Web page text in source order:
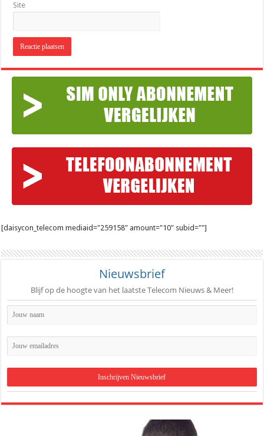
Site
[daisycon_telecom mediaid="259158" amount="10" subid=""]
Nieuwsbrief
Blijf op de hoogte van het laatste Telecom Nieuws & Meer!